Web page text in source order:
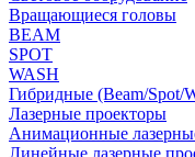
Вращающиеся головы
BEAM
SPOT
WASH
Гибридные (Beam/Spot/
Лазерные проекторы
Анимационные
Линейные лазерные